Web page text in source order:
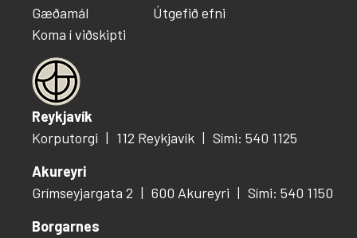
Reykjavík
Korputorgi
112 Reykjavík
Sími: 540 1125
Akureyri
Grímseyjargata 2
600 Akureyri
Sími: 540 1150
Borgarnes
Gæðamál
Koma í viðskipti
Útgefið efni